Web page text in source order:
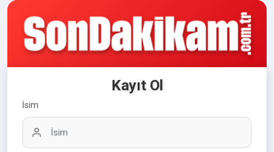
Kayıt Ol
İsim